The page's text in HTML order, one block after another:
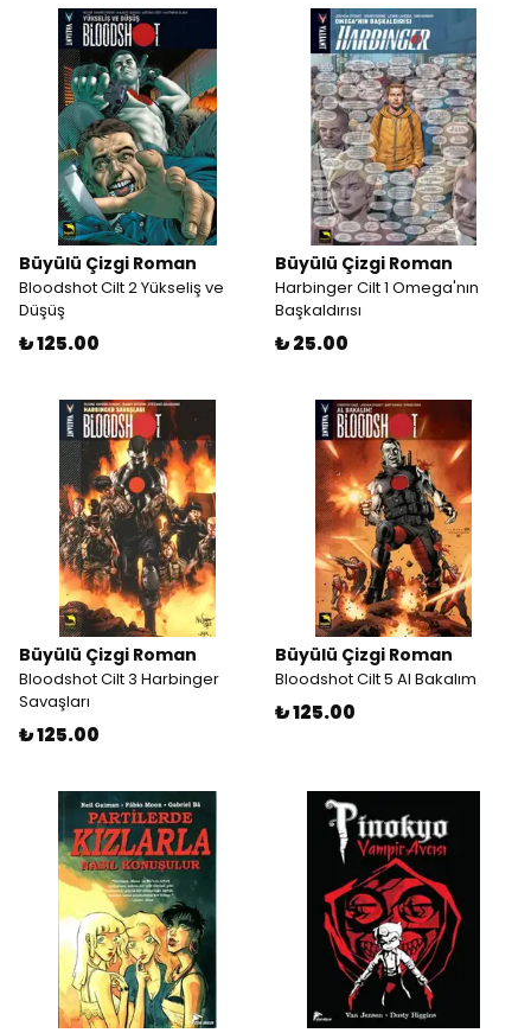
Büyülü Çizgi Roman
Bloodshot Cilt 2 Yükseliş ve
Düşüş
₺ 125.00
Büyülü Çizgi Roman
Harbinger Cilt 1 Omega'nın
Başkaldırısı
₺ 25.00
Büyülü Çizgi Roman
Bloodshot Cilt 3 Harbinger
Savaşları
₺ 125.00
Büyülü Çizgi Roman
Bloodshot Cilt 5 Al Bakalım
₺ 125.00